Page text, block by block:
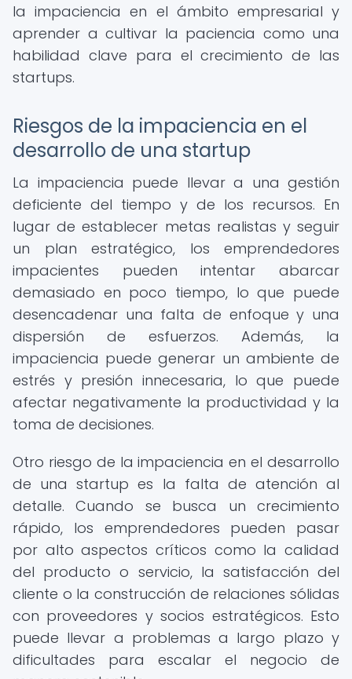
la impaciencia en el ámbito empresarial y
aprender a cultivar la paciencia como una
habilidad clave para el crecimiento de las
startups.
Riesgos de la impaciencia en el
desarrollo de una startup
La impaciencia puede llevar a una gestión
deficiente del tiempo y de los recursos. En
lugar de establecer metas realistas y seguir
un plan estratégico, los emprendedores
impacientes pueden intentar abarcar
demasiado en poco tiempo, lo que puede
desencadenar una falta de enfoque y una
dispersión de esfuerzos. Además, la
impaciencia puede generar un ambiente de
estrés y presión innecesaria, lo que puede
afectar negativamente la productividad y la
toma de decisiones.
Otro riesgo de la impaciencia en el desarrollo
de una startup es la falta de atención al
detalle. Cuando se busca un crecimiento
rápido, los emprendedores pueden pasar
por alto aspectos críticos como la calidad
del producto o servicio, la satisfacción del
cliente o la construcción de relaciones sólidas
con proveedores y socios estratégicos. Esto
puede llevar a problemas a largo plazo y
dificultades para escalar el negocio de